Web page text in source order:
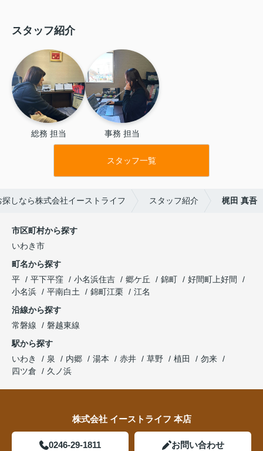
いる姿には脱帽です。
スタッフ紹介
総務 担当 事務 担当
スタッフ一覧
しなら株式会社イーストライフ スタッフ紹介 梶田 真吾
市区町村から探す
いわき市
町名から探す
平
平下平窪 小名浜住吉 郷ケ丘 錦町
好間町上好間
小名浜
平南白土 錦町江栗
江名
沿線から探す
常磐線
磐越東線
駅から探す
いわき
泉 内郷 湯本 赤井 草野 植田
勿来
四ツ倉
久ノ浜
株式会社 イーストライフ 本店
0246-29-1811 お問い合わせ